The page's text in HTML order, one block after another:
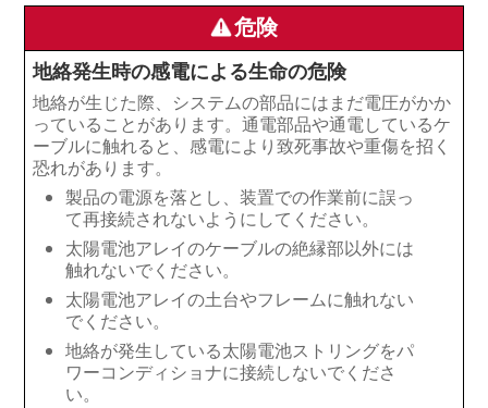
危険
地絡発生時の感電による生命の危険
地絡が生じた際、システムの部品にはまだ電圧がかか
っていることがあります。通電部品や通電しているケ
ーブルに触れると、感電により致死事故や重傷を招く
恐れがあります。
製品の電源を落とし、装置での作業前に誤っ
て再接続されないようにしてください。
太陽電池アレイのケーブルの絶縁部以外には
触れないでください。
太陽電池アレイの土台やフレームに触れない
でください。
地絡が発生している太陽電池ストリングをパ
ワーコンディショナに接続しないでくださ
い。
取付け
電気配線工事
パワーコンディショナの試運転調整
設定
パワーコンディショナの運転
パワーコンディショナの電源を切る
トラブルシューティング
パワーコンディショナの運転再開
パワーコンディショナの廃棄処分